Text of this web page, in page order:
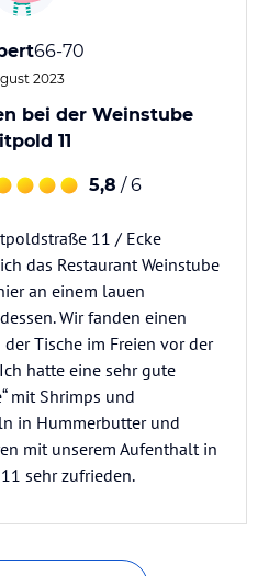
66-70
2023
bei der Weinstube
11
5,8 / 6
11 / Ecke
das Restaurant Weinstube
an einem lauen
Wir fanden einen
Tische im Freien vor der
hatte eine sehr gute
mit Shrimps und
in Hummerbutter und
mit unserem Aufenthalt in
sehr zufrieden.